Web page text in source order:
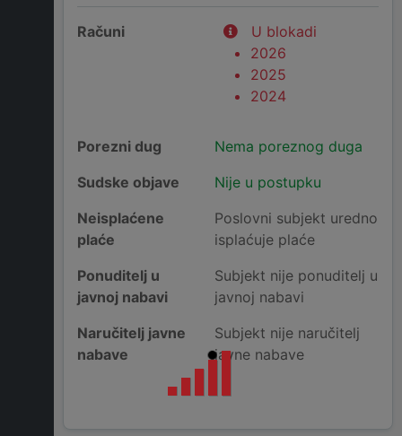
Računi
U blokadi
2026
2025
2024
Porezni dug
Nema poreznog duga
Sudske objave
Nije u postupku
Neisplaćene
plaće
Poslovni subjekt uredno
isplaćuje plaće
Ponuditelj u
javnoj nabavi
Subjekt nije ponuditelj u
javnoj nabavi
Naručitelj javne
nabave
Subjekt nije naručitelj
javne nabave